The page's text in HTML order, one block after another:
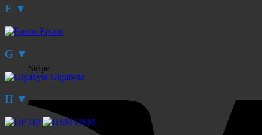
Stripe
E ▼
Epson
G ▼
Gigabyte
H ▼
HP HSM